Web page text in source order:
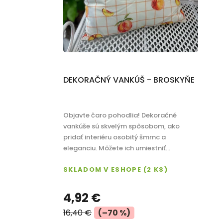
r
o
d
k
o
v
DEKORAČNÝ VANKÚŠ - BROSKYŇE
Objavte čaro pohodlia! Dekoračné
vankúše sú skvelým spôsobom, ako
pridať interiéru osobitý šmrnc a
eleganciu. Môžete ich umiestniť...
SKLADOM V ESHOPE (2 KS)
4,92 €
16,40 € (–70 %)